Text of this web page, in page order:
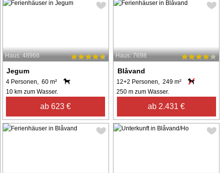
Haus: 48966
Jegum
4 Personen, 60 m²
10 km zum Wasser.
ab 623 €
Haus: 7698
Blåvand
12+2 Personen, 249 m²
250 m zum Wasser.
ab 2.431 €